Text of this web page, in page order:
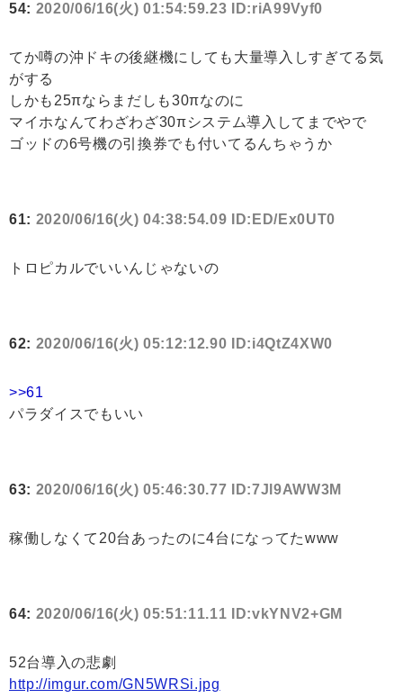
54: 2020/06/16(火) 01:54:59.23 ID:riA99Vyf0
てか噂の沖ドキの後継機にしても大量導入しすぎてる気
がする
しかも25πならまだしも30πなのに
マイホなんてわざわざ30πシステム導入してまでやで
ゴッドの6号機の引換券でも付いてるんちゃうか
61: 2020/06/16(火) 04:38:54.09 ID:ED/Ex0UT0
トロピカルでいいんじゃないの
62: 2020/06/16(火) 05:12:12.90 ID:i4QtZ4XW0
>>61
パラダイスでもいい
63: 2020/06/16(火) 05:46:30.77 ID:7Jl9AWW3M
稼働しなくて20台あったのに4台になってたwww
64: 2020/06/16(火) 05:51:11.11 ID:vkYNV2+GM
52台導入の悲劇
http://imgur.com/GN5WRSi.jpg